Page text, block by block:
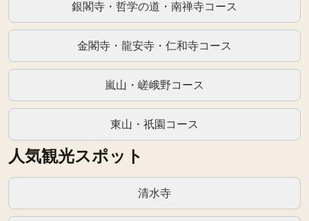
銀閣寺・哲学の道・南禅寺コース
金閣寺・龍安寺・仁和寺コース
嵐山・嵯峨野コース
東山・祇園コース
人気観光スポット
清水寺